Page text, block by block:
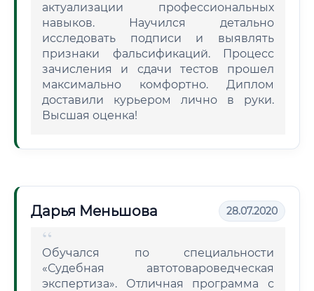
актуализации профессиональных
навыков. Научился детально
исследовать подписи и выявлять
признаки фальсификаций. Процесс
зачисления и сдачи тестов прошел
максимально комфортно. Диплом
доставили курьером лично в руки.
Высшая оценка!
Дарья Меньшова 28.07.2020
Обучался по специальности
«Судебная автотовароведческая
экспертиза». Отличная программа с